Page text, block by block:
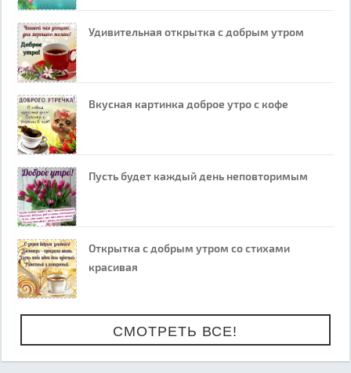
Удивительная открытка с добрым утром
Вкусная картинка доброе утро с кофе
Пусть будет каждый день неповторимым
Открытка с добрым утром со стихами
красивая
СМОТРЕТЬ ВСЕ!